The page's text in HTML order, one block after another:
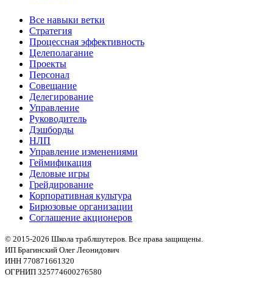
Все навыки ветки
Стратегия
Процессная эффективность
Целеполагание
Проекты
Персонал
Совещание
Делегирование
Управление
Руководитель
Дэшборды
НЛП
Управление изменениями
Геймификация
Деловые игры
Грейдирование
Корпоративная культура
Бирюзовые организации
Соглашение акционеров
© 2015-2026 Школа траблшутеров. Все права защищены.
ИП Брагинский Олег Леонидович
ИНН 770871661320
ОГРНИП 325774600276580